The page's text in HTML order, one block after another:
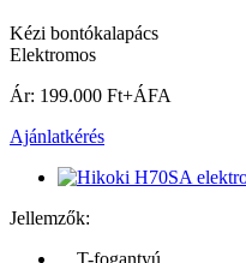
Kézi bontókalapács
Elektromos
Ár: 199.000 Ft+ÁFA
Ajánlatkérés
Jellemzők: